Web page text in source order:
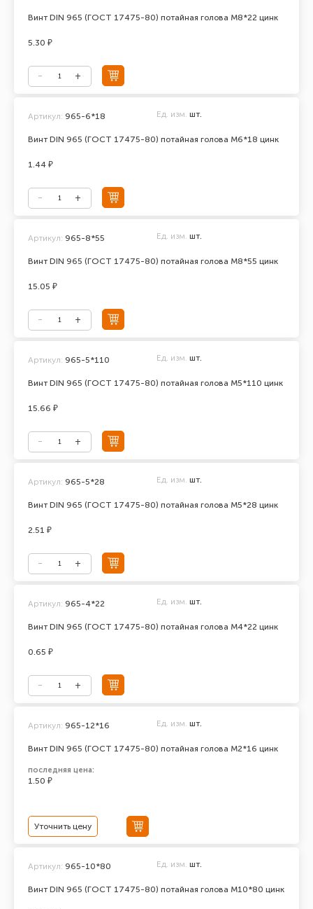
Винт DIN 965 (ГОСТ 17475-80) потайная голова М8*22 цинк
5.30 ₽
Винт DIN 965 (ГОСТ 17475-80) потайная голова М6*18 цинк
Артикул: 965-6*18 Ед. изм. шт.
1.44 ₽
Винт DIN 965 (ГОСТ 17475-80) потайная голова М8*55 цинк
Артикул: 965-8*55 Ед. изм. шт.
15.05 ₽
Винт DIN 965 (ГОСТ 17475-80) потайная голова М5*110 цинк
Артикул: 965-5*110 Ед. изм. шт.
15.66 ₽
Винт DIN 965 (ГОСТ 17475-80) потайная голова М5*28 цинк
Артикул: 965-5*28 Ед. изм. шт.
2.51 ₽
Винт DIN 965 (ГОСТ 17475-80) потайная голова М4*22 цинк
Артикул: 965-4*22 Ед. изм. шт.
0.65 ₽
Винт DIN 965 (ГОСТ 17475-80) потайная голова М2*16 цинк
Артикул: 965-12*16 Ед. изм. шт.
последняя цена:
1.50 ₽
Уточнить цену
Винт DIN 965 (ГОСТ 17475-80) потайная голова М10*80 цинк
Артикул: 965-10*80 Ед. изм. шт.